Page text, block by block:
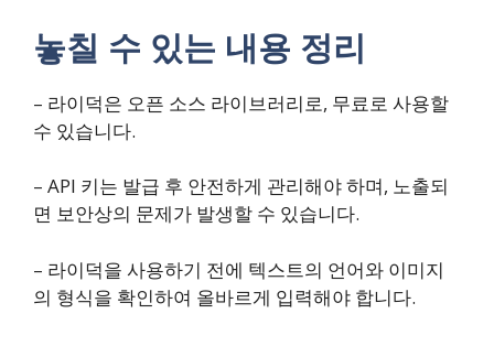
놓칠 수 있는 내용 정리
– 라이덕은 오픈 소스 라이브러리로, 무료로 사용할
수 있습니다.
– API 키는 발급 후 안전하게 관리해야 하며, 노출되
면 보안상의 문제가 발생할 수 있습니다.
– 라이덕을 사용하기 전에 텍스트의 언어와 이미지
의 형식을 확인하여 올바르게 입력해야 합니다.